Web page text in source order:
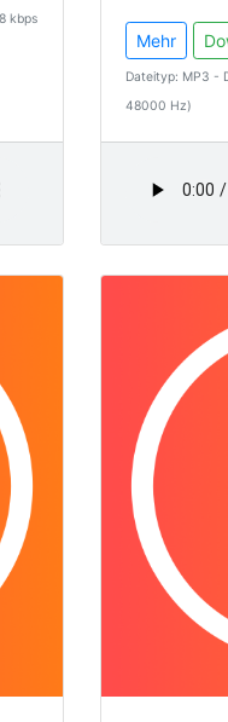
kbps
Mehr
Dateityp: MP3 -
48000 Hz)